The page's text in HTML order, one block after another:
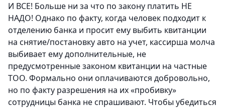
И ВСЕ! Больше ни за что по закону платить НЕ
НАДО! Однако по факту, когда человек подходит к
отделению банка и просит ему выбить квитанции
на снятие/постановку авто на учет, кассирша молча
выбивает ему дополнительные, не
предусмотренные законом квитанции на частные
ТОО. Формально они оплачиваются добровольно,
но по факту разрешения на их «пробивку»
сотрудницы банка не спрашивают. Чтобы убедиться